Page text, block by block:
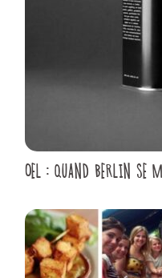
OEL : QUAND BERLIN SE